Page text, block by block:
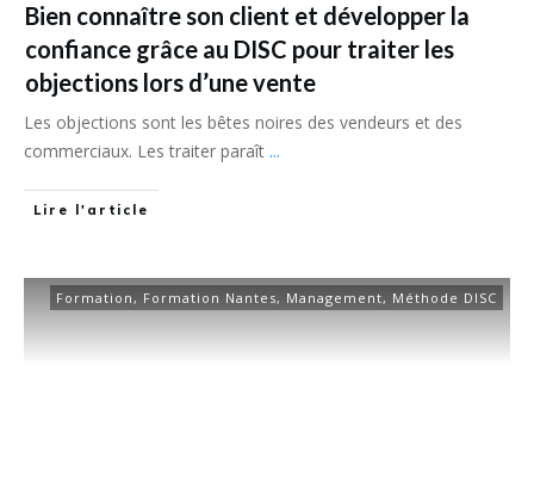
Bien connaître son client et développer la
confiance grâce au DISC pour traiter les
objections lors d’une vente
Les objections sont les bêtes noires des vendeurs et des
commerciaux. Les traiter paraît ...
Lire l'article
Formation, Formation Nantes, Management, Méthode DISC